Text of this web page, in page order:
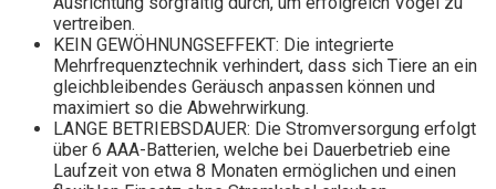
vertreiben.
KEIN GEWÖHNUNGSEFFEKT: Die integrierte
Mehrfrequenztechnik verhindert, dass sich Tiere an ein
gleichbleibendes Geräusch anpassen können und
maximiert so die Abwehrwirkung.
LANGE BETRIEBSDAUER: Die Stromversorgung erfolgt
über 6 AAA-Batterien, welche bei Dauerbetrieb eine
Laufzeit von etwa 8 Monaten ermöglichen und einen